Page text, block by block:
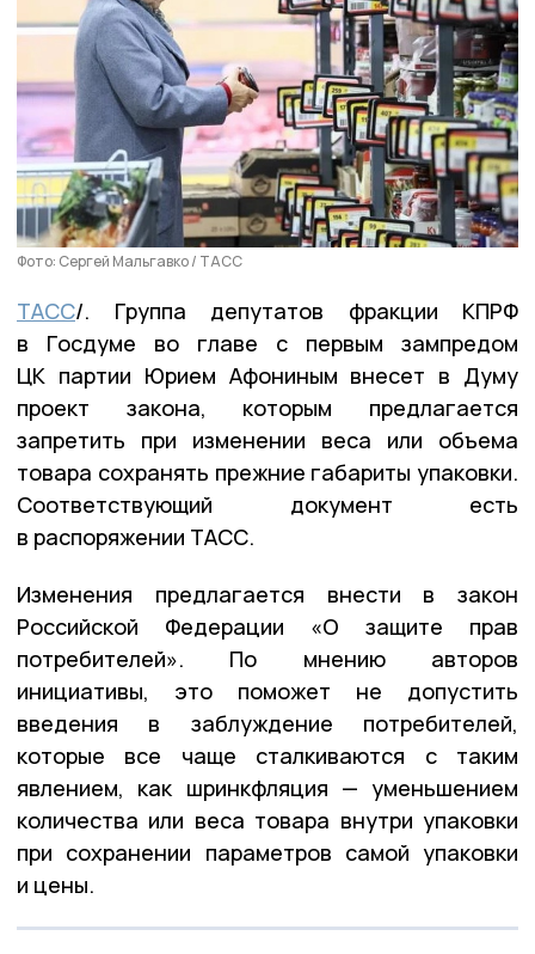
Фото: Сергей Мальгавко / ТАСС
ТАСС/. Группа депутатов фракции КПРФ
в Госдуме во главе с первым зампредом
ЦК партии Юрием Афониным внесет в Думу
проект закона, которым предлагается
запретить при изменении веса или объема
товара сохранять прежние габариты упаковки.
Соответствующий документ есть
в распоряжении ТАСС.
Изменения предлагается внести в закон
Российской Федерации «О защите прав
потребителей». По мнению авторов
инициативы, это поможет не допустить
введения в заблуждение потребителей,
которые все чаще сталкиваются с таким
явлением, как шринкфляция — уменьшением
количества или веса товара внутри упаковки
при сохранении параметров самой упаковки
и цены.